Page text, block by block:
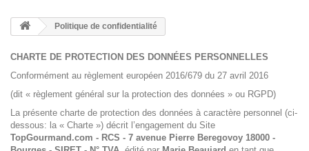
Politique de confidentialité
CHARTE DE PROTECTION DES DONNÉES PERSONNELLES
Conformément au règlement européen 2016/679 du 27 avril 2016
(dit « règlement général sur la protection des données » ou RGPD)
La présente charte de protection des données à caractère personnel (ci-
dessous: la « Charte ») décrit l’engagement du Site
TopGourmand.com - RCS - 7 avenue Pierre Beregovoy 18000 -